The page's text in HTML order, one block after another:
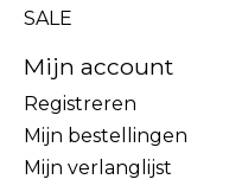
SALE
Mijn account
Registreren
Mijn bestellingen
Mijn verlanglijst